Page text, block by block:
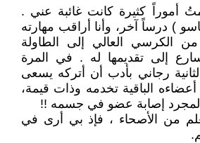
أموراً كثيرة كانت غائبة عني .
) درساً آخر، وأنا أراقب مهارته
من الكرسي العالي إلى الطاولة
إلى تقديمها له . في المرة
رجاني بأدب أن أتركه يسعى
الباقية تخدمه وذات قيمة،
لمجرد إصابة عضو في جسمه !!
من الأصحاء ، فإذ بي أرى في